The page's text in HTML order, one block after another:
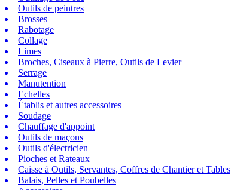
Outils de peintres
Brosses
Rabotage
Collage
Limes
Broches, Ciseaux à Pierre, Outils de Levier
Serrage
Manutention
Echelles
Établis et autres accessoires
Soudage
Chauffage d'appoint
Outils de maçons
Outils d'électricien
Pioches et Rateaux
Caisse à Outils, Servantes, Coffres de Chantier et Tables
Balais, Pelles et Poubelles